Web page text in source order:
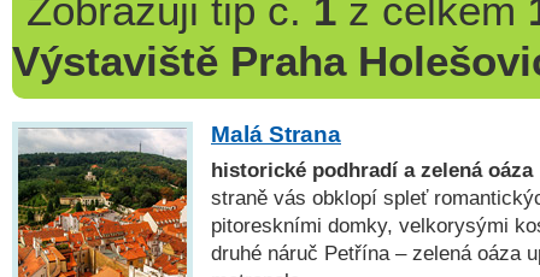
Zobrazuji tip č. 1z celkem
Výstaviště Praha
Malá Strana
historické podhradí a zelená oáza
straně vás obklopí spleť
pitoreskními domky, velkorysými
druhé náruč Petřína – zelená oáza